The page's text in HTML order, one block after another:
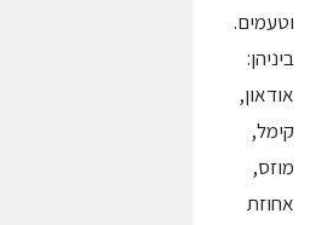
וטעמים.
ביניהן:
אודאון,
קימל,
מוזס,
אחוזת